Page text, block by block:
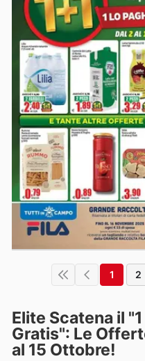
1 2
Elite Scatena il "1
Gratis": Le
al 15 Ottobre!